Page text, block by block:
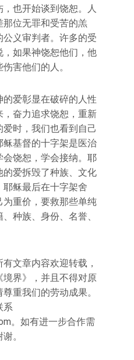
也开始谈到饶恕。人
位无罪和受苦的羔
义审判者。许多的受
如果神饶恕他们，他
害他们的人。
爱彰显在破碎的人性
奋力追求饶恕，重新
时，我们也看到自己
基督的十字架是医治
饶恕，学会接纳。耶
爱拆毁了种族、文化
稣最后在十字架舍
重价，要救那些单纯
种族、身份、名誉、
有文章内容欢迎转载，
界》，并且不得对原
重我们的劳动成果。
系
。如有进一步合作需
。